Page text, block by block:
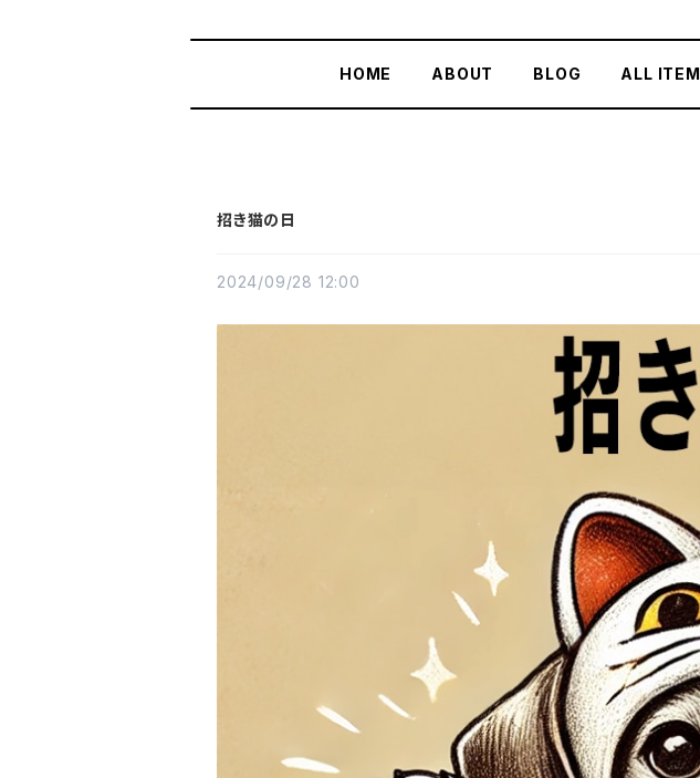
HOME ABOUT BLOG ALL ITEM
招き猫の日
2024/09/28 12:00